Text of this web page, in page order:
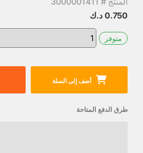
0.750 د.ك
متوفر
أضف إلى السلة
طرق الدفع المتاحة